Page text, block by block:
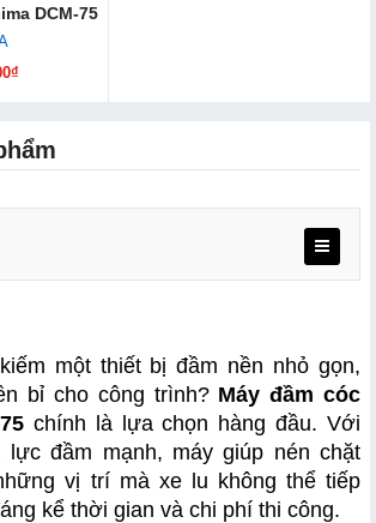
DCM-75
đi kèm theo máy
mạnh mẽ – Lực đầm vượt trội
một thiết bị đầm nền nhỏ gọn,
bỉ cho công trình? Máy đầm cóc
chính là lựa chọn hàng đầu. Với
lực đầm mạnh, máy giúp nén chặt
vị trí mà xe lu không thể tiếp
kể thời gian và chi phí thi công.